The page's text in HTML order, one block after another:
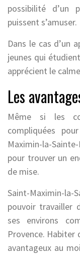
possibilité d’un
puissent s’amuser.
Dans le cas d’un
jeunes qui
apprécient le
Les
Même si les
compliquées
Maximin-la-
pour trouver un
de mise.
Saint-Maximin-
pouvoir travailler
ses environs
Provence. Habiter
avantageux au